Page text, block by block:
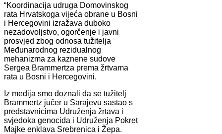
“Koordinacija udruga Domovinskog
rata Hrvatskoga vijeća obrane u Bosni
i Hercegovini izražava duboko
nezadovoljstvo, ogorčenje i javni
prosvjed zbog odnosa tužitelja
Međunarodnog rezidualnog
mehanizma za kaznene sudove
Sergea Brammertza prema žrtvama
rata u Bosni i Hercegovini.
Iz medija smo doznali da se tužitelj
Brammertz jučer u Sarajevu sastao s
predstavnicima Udruženja žrtava i
svjedoka genocida i Udruženja Pokret
Majke enklava Srebrenica i Žepa.